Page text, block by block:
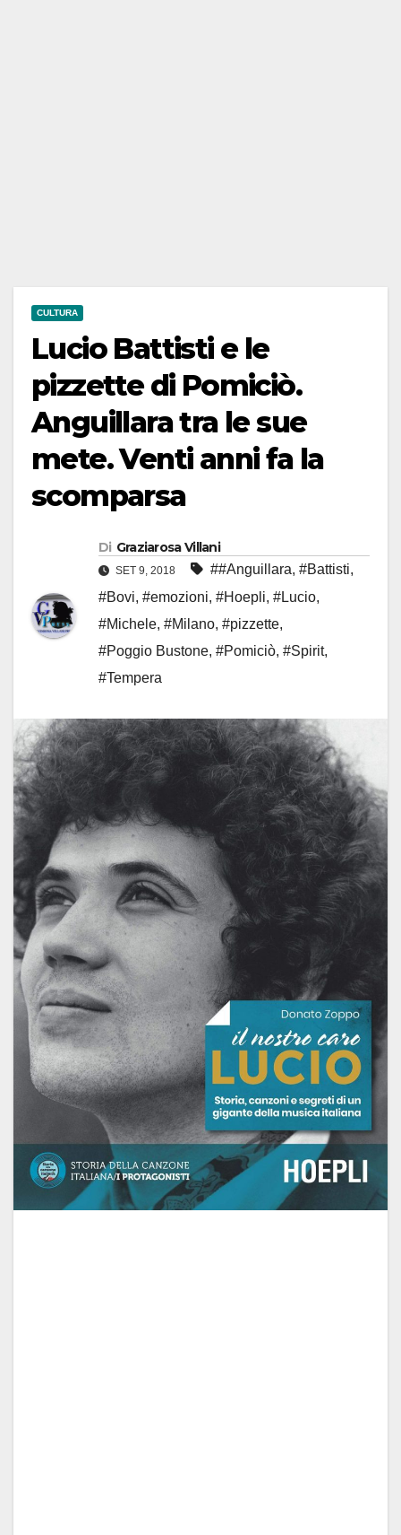
CULTURA
Lucio Battisti e le
pizzette di Pomiciò.
Anguillara tra le sue
mete. Venti anni fa la
scomparsa
Di Graziarosa Villani
SET 9, 2018 ##Anguillara, #Battisti,
#Bovi, #emozioni, #Hoepli, #Lucio,
#Michele, #Milano, #pizzette,
#Poggio Bustone, #Pomiciò, #Spirit,
#Tempera